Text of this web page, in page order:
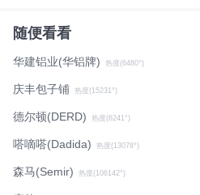
随便看看
华建铝业(华铝牌) 热度(6480°)
庆丰包子铺 热度(15231°)
德尔顿(DERD) 热度(6241°)
嗒嘀嗒(Dadida) 热度(13078°)
森马(Semir) 热度(106142°)